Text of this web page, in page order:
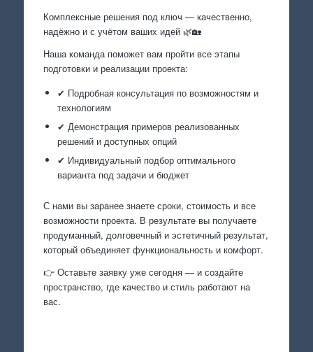
Комплексные решения под ключ — качественно,
надёжно и с учётом ваших идей 🌿🏡
Наша команда поможет вам пройти все этапы
подготовки и реализации проекта:
✔ Подробная консультация по возможностям и
технологиям
✔ Демонстрация примеров реализованных
решений и доступных опций
✔ Индивидуальный подбор оптимального
варианта под задачи и бюджет
С нами вы заранее знаете сроки, стоимость и все
возможности проекта. В результате вы получаете
продуманный, долговечный и эстетичный результат,
который объединяет функциональность и комфорт.
👉 Оставьте заявку уже сегодня — и создайте
пространство, где качество и стиль работают на
вас.